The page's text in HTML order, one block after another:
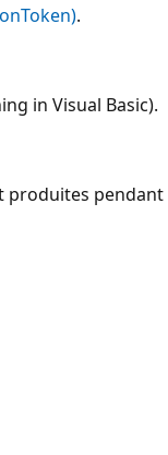
.
in Visual Basic).
produites pendant